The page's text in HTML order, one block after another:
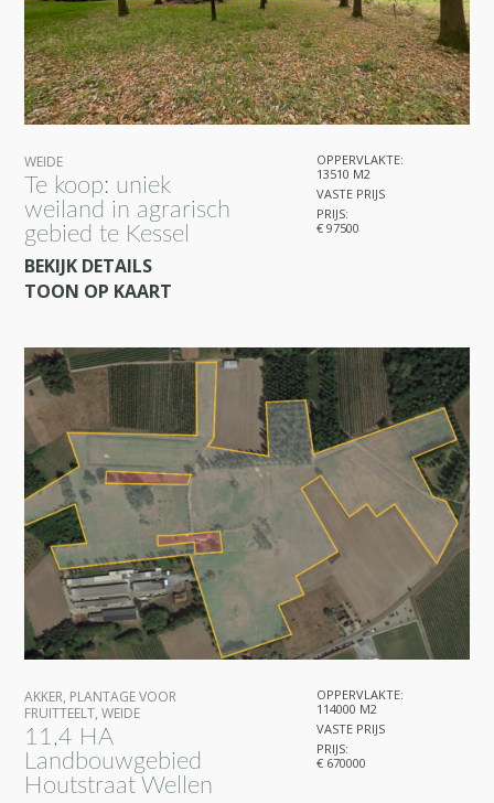
WEIDE
Te koop: uniek
weiland in agrarisch
gebied te Kessel
BEKIJK DETAILS
TOON OP KAART
OPPERVLAKTE:
13510 M2
VASTE PRIJS
PRIJS:
€ 97500
AKKER, PLANTAGE VOOR
FRUITTEELT,WEIDE
11,4 HA
Landbouwgebied
Houtstraat Wellen
OPPERVLAKTE:
114000 M2
VASTE PRIJS
PRIJS:
€ 670000